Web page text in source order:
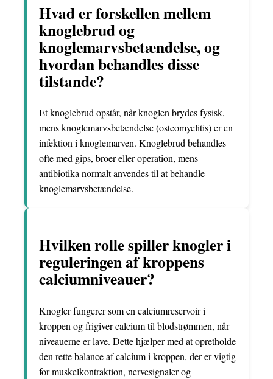
Hvad er forskellen mellem
knoglebrud og
knoglemarvsbetændelse, og
hvordan behandles disse
tilstande?
Et knoglebrud opstår, når knoglen brydes fysisk,
mens knoglemarvsbetændelse (osteomyelitis) er en
infektion i knoglemarven. Knoglebrud behandles
ofte med gips, broer eller operation, mens
antibiotika normalt anvendes til at behandle
knoglemarvsbetændelse.
Hvilken rolle spiller knogler i
reguleringen af kroppens
calciumniveauer?
Knogler fungerer som en calciumreservoir i
kroppen og frigiver calcium til blodstrømmen, når
niveauerne er lave. Dette hjælper med at opretholde
den rette balance af calcium i kroppen, der er vigtig
for muskelkontraktion, nervesignaler og